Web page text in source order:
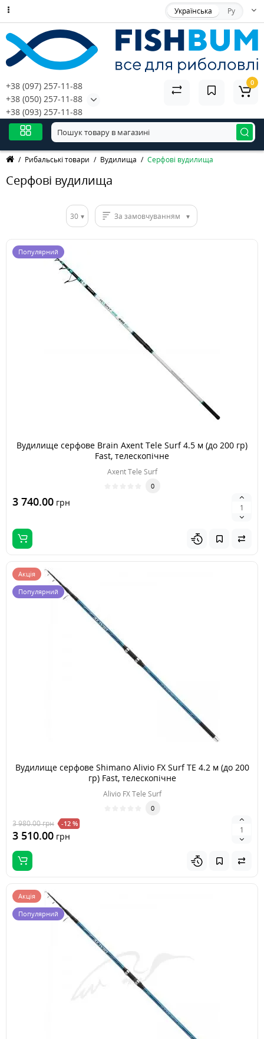
Українська Ру
+38 (097) 257-11-88
+38 (050) 257-11-88
+38 (093) 257-11-88
0
Рибальські товари Вудилища Серфові вудилища
Серфові вудилища
30 За замовчуванням
Популярний
Вудилище серфове Brain Axent Tele Surf 4.5 м (до 200 гр)
Fast, телескопічне
Axent Tele Surf
0
3 740.00 грн
Акція
Популярний
Вудилище серфове Shimano Alivio FX Surf TE 4.2 м (до 200
гр) Fast, телескопічне
Alivio FX Tele Surf
0
3 980.00грн -12 %
3 510.00 грн
Акція
Популярний